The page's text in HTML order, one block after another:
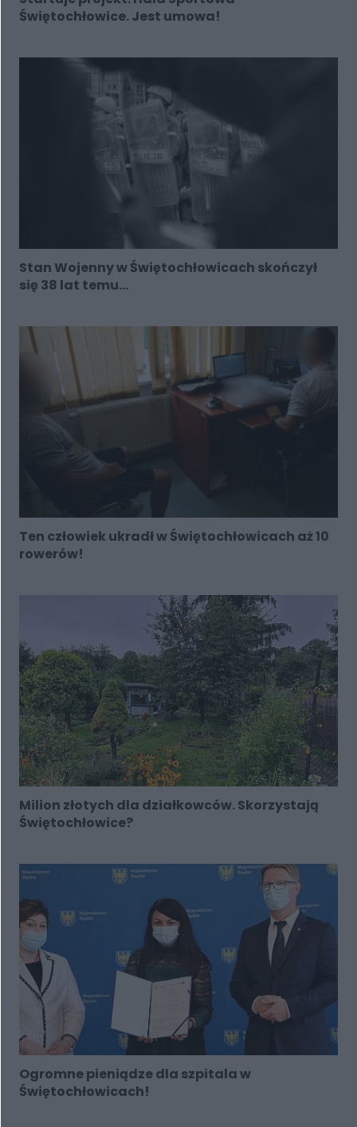
Świętochłowice. Jest umowa!
Stan Wojenny w Świętochłowicach skończył
się 38 lat temu...
Ten człowiek ukradł w Świętochłowicach aż 10
rowerów!
Milion złotych dla działkowców. Skorzystają
Świętochłowice?
Ogromne pieniądze dla szpitala w
Świętochłowicach!